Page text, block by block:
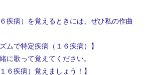
疾病）を覚えるときには、ぜひ私の作曲
ムで特定疾病（１６疾病）】
に歌って覚えてください。
６疾病）覚えましょう！】